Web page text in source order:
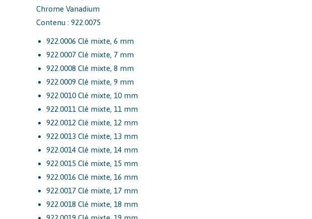
Chrome Vanadium
Contenu : 922.0075
922.0006 Clé mixte, 6 mm
922.0007 Clé mixte, 7 mm
922.0008 Clé mixte, 8 mm
922.0009 Clé mixte, 9 mm
922.0010 Clé mixte, 10 mm
922.0011 Clé mixte, 11 mm
922.0012 Clé mixte, 12 mm
922.0013 Clé mixte, 13 mm
922.0014 Clé mixte, 14 mm
922.0015 Clé mixte, 15 mm
922.0016 Clé mixte, 16 mm
922.0017 Clé mixte, 17 mm
922.0018 Clé mixte, 18 mm